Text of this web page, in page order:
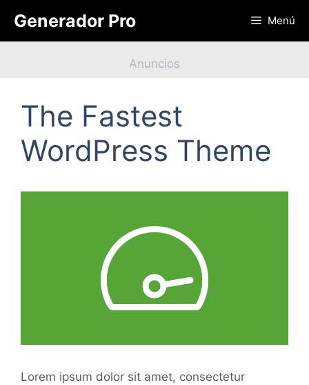
contenido
Generador Pro Menú
Anuncios
The Fastest
WordPress Theme
Lorem ipsum dolor sit amet, consectetur